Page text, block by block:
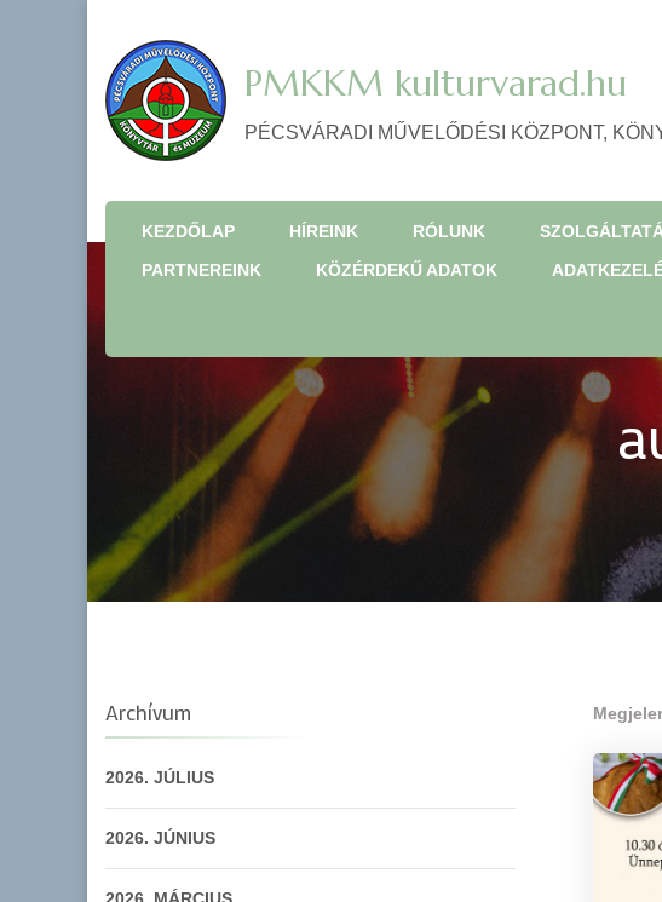
PMKKM kulturvarad.hu
PÉCSVÁRADI MŰVELŐDÉSI KÖZPONT,
KEZDŐLAP HÍREINK RÓLUNK
PARTNEREINK
KÖZÉRDEKŰ ADATOK
Archívum
2026. JÚLIUS
2026. JÚNIUS